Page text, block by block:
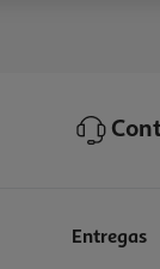
Entregas